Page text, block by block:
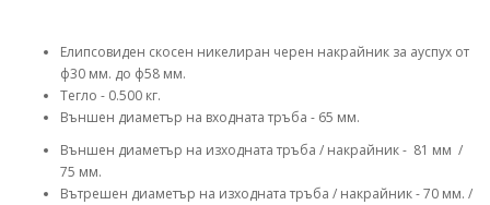
Елипсовиден скосен никелиран черен накрайник за ауспух от
ф30 мм. до ф58 мм.
Тегло - 0.500 кг.
Външен диаметър на входната тръба - 65 мм.
Външен диаметър на изходната тръба / накрайник - 81 мм /
75 мм.
Вътрешен диаметър на изходната тръба / накрайник - 70 мм. /